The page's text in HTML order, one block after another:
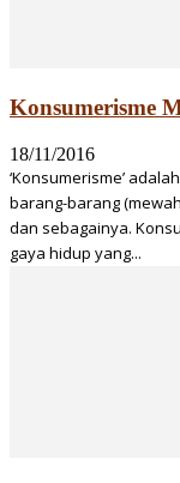
Konsumerisme
18/11/2016
‘Konsumerisme’
barang-barang
dan sebagainya.
gaya hidup yang...